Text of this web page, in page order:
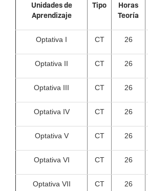
Unidades de
Aprendizaje
Tipo
Horas
Teoría
Optativa I CT 26
Optativa II CT 26
Optativa III CT 26
Optativa IV CT 26
Optativa V CT 26
Optativa VI CT 26
Optativa VII CT 26